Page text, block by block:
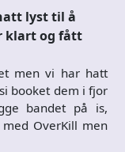
lyst til å
klart og fått
men vi har hatt
booket dem i fjor
bandet på is,
OverKill men